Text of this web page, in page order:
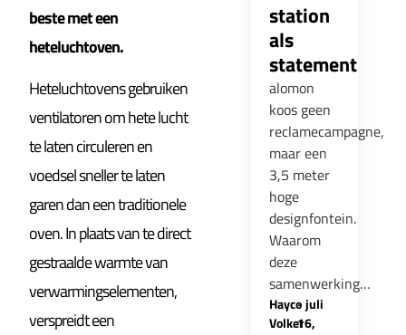
beste met een
heteluchtoven.
Heteluchtovens gebruiken
ventilatoren om hete lucht
te laten circuleren en
voedsel sneller te laten
garen dan een traditionele
oven. In plaats van te direct
gestraalde warmte van
verwarmingselementen,
verspreidt een
station
als
statement
alomon
koos geen
reclamecampagne,
maar een
3,5 meter
hoge
designfontein.
Waarom
deze
samenwerking…
Hayco
Volker
-juli
16,